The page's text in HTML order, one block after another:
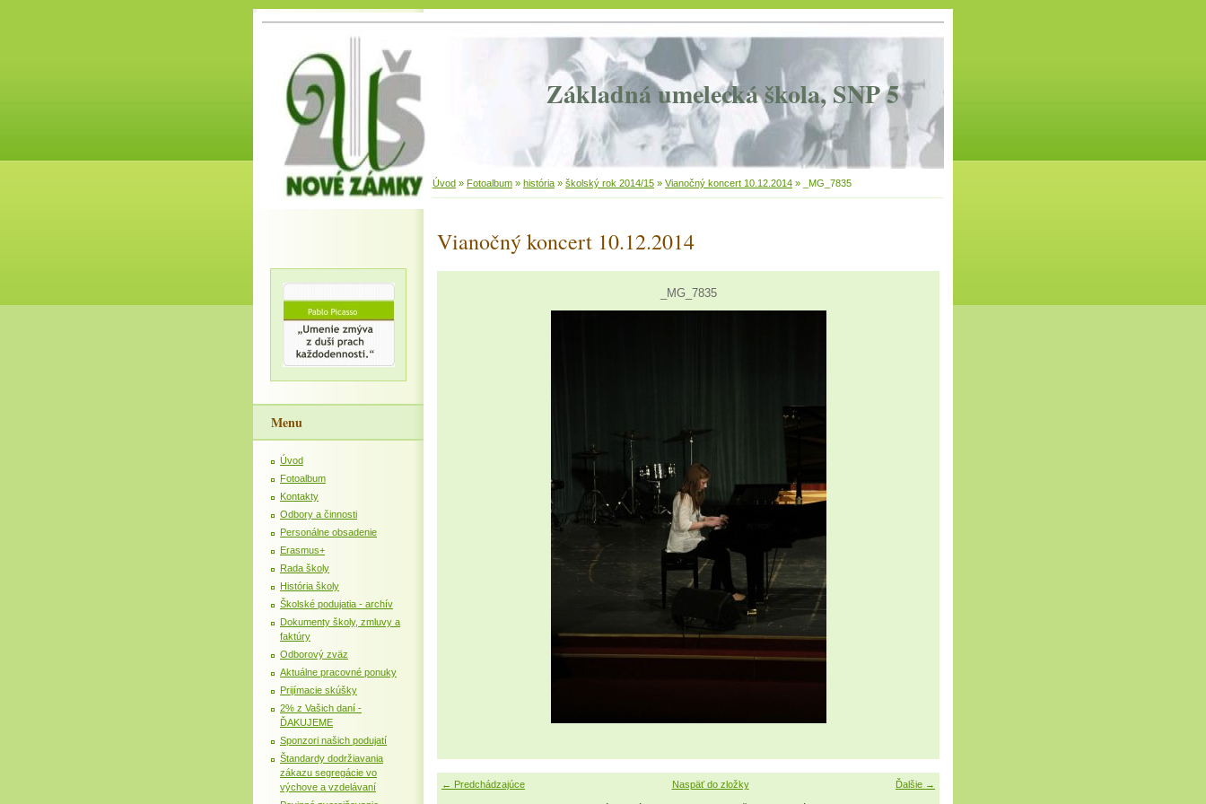
Základná umelecká škola, SNP 5
Úvod » Fotoalbum » história » školský rok 2014/15 » Vianočný koncert 10.12.2014 » _MG_7835
Vianočný koncert 10.12.2014
_MG_7835
← Predchádzajúce Ďalšie →
Naspäť do zložky
Menu
Úvod
Fotoalbum
Kontakty
Odbory a činnosti
Personálne obsadenie
Erasmus+
Rada školy
História školy
Školské podujatia - archív
Dokumenty školy, zmluvy a
faktúry
Odborový zväz
Aktuálne pracovné ponuky
Prijímacie skúšky
2% z Vašich daní -
ĎAKUJEME
Sponzori našich podujatí
Štandardy dodržiavania
zákazu segregácie vo
výchove a vzdelávaní